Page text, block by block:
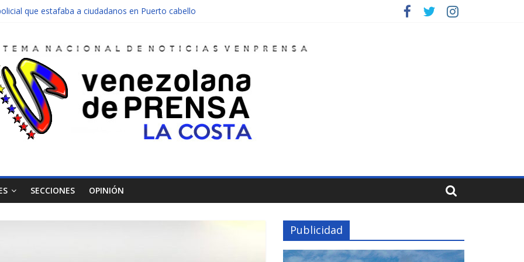
que estafaba a ciudadanos en Puerto cabello
abandonado de Chichiriviche
entre Colombia y Margarita el 27 de junio
SECCIONES OPINIÓN
Publicidad